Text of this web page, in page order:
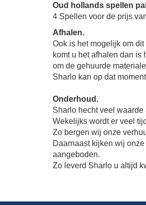
Oud hollands spellen
4 Spellen voor de prijs
Afhalen.
Ook is het mogelijk om
komt u het afhalen dan is
om de gehuurde
Sharlo kan op dat
Onderhoud.
Sharlo hecht veel
Wekelijks wordt er veel
Zo bergen wij onze
Daarnaast kijken wij
aangeboden.
Zo leverd Sharlo u altijd